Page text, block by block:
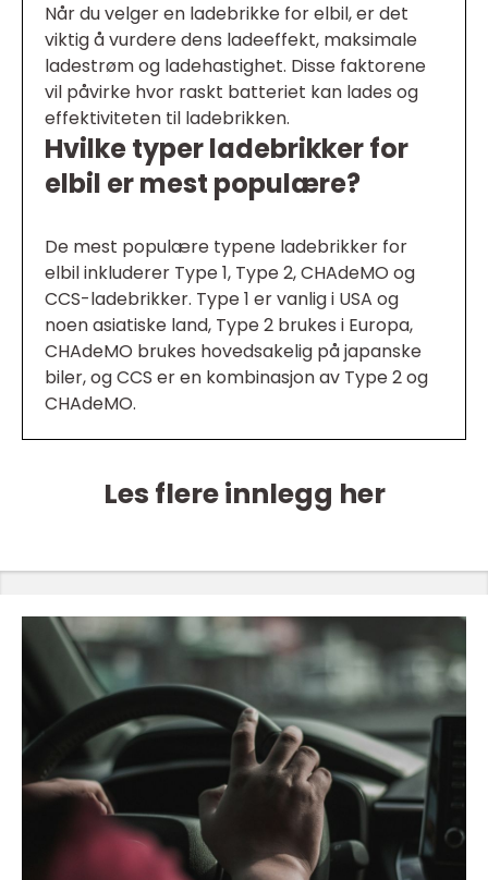
Når du velger en ladebrikke for elbil, er det
viktig å vurdere dens ladeeffekt, maksimale
ladestrøm og ladehastighet. Disse faktorene
vil påvirke hvor raskt batteriet kan lades og
effektiviteten til ladebrikken.
Hvilke typer ladebrikker for
elbil er mest populære?
De mest populære typene ladebrikker for
elbil inkluderer Type 1, Type 2, CHAdeMO og
CCS-ladebrikker. Type 1 er vanlig i USA og
noen asiatiske land, Type 2 brukes i Europa,
CHAdeMO brukes hovedsakelig på japanske
biler, og CCS er en kombinasjon av Type 2 og
CHAdeMO.
Les flere innlegg her